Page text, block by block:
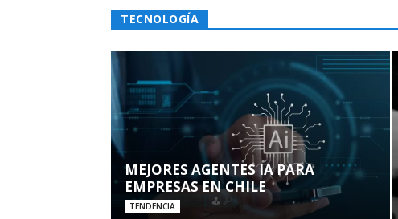
TECNOLOGÍA
MEJORES AGENTES IA PARA
EMPRESAS EN CHILE
TENDENCIA